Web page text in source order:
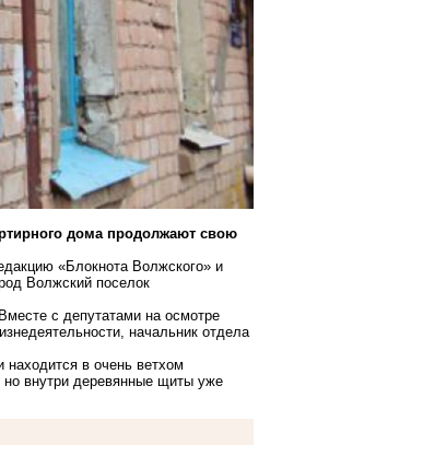
дома продолжают свою
«Блокнота Волжского» и
Волжский поселок
с депутатами на осмотре
начальник отдела
в очень ветхом
но внутри деревянные щиты уже